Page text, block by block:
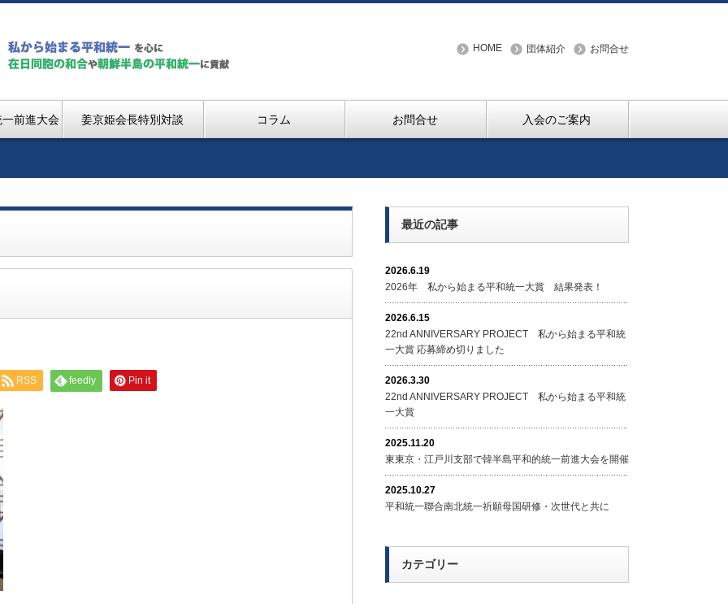
HOME 団体紹介 お問合せ
前進大会 姜京姫会長特別対談 コラム お問合せ 入会のご案内
RSS feedly Pin it
最近の記事
2026.6.19
2026年 私から始まる平和統一大賞 結果発表！
2026.6.15
22nd ANNIVERSARY PROJECT 私から始まる平和統
一大賞 応募締め切りました
2026.3.30
22nd ANNIVERSARY PROJECT 私から始まる平和統
一大賞
2025.11.20
東東京・江戸川支部で韓半島平和的統一前進大会を開催
2025.10.27
平和統一聯合南北統一祈願母国研修・次世代と共に
カテゴリー